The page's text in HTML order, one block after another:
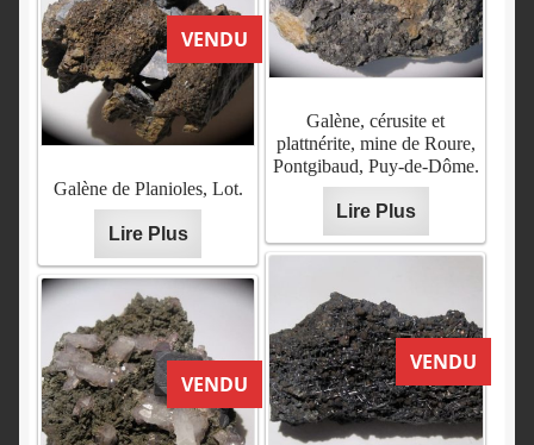
Galène, cérusite et
plattnérite, mine de Roure,
Pontgibaud, Puy-de-Dôme.
Lire Plus
VENDU
Galène de Planioles, Lot.
Lire Plus
VENDU
VENDU